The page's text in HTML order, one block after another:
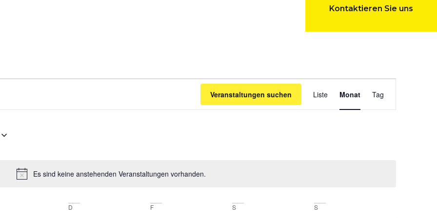
Kontaktieren Sie uns
Hinweis
Es sind keine anstehenden Veranstaltungen vorhanden.
Veranstaltungen suchen
Ansichten-
Liste Monat Tag
D F S S